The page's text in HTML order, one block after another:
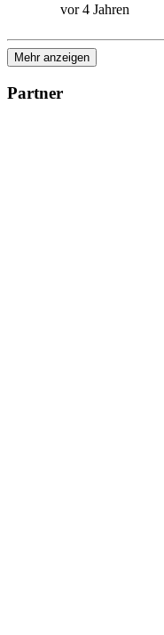
vor 4 Jahren
Mehr anzeigen
Partner